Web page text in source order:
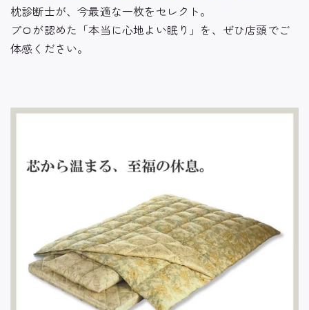
枕診断士が、今最適な一枚をセレクト。
プロが認めた「本当に心地よい眠り」を、ぜひ店頭でご
体感ください。